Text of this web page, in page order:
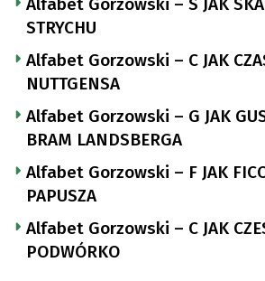
STRYCHU
Alfabet Gorzowski – C JAK
NUTTGENSA
Alfabet Gorzowski – G JAK
BRAM LANDSBERGA
Alfabet Gorzowski – F JAK
PAPUSZA
Alfabet Gorzowski – C JAK
PODWÓRKO